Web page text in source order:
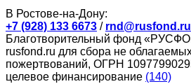
В Ростове-на-Дону:
+7 (928) 133 6673 / rnd@rusfond.ru
Благотворительный фонд
rusfond.ru для сбора не
пожертвований, ОГРН
целевое финансирование (140)